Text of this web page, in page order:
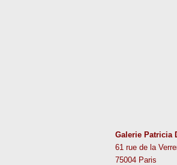
Galerie Patricia
61 rue de la
75004 Paris